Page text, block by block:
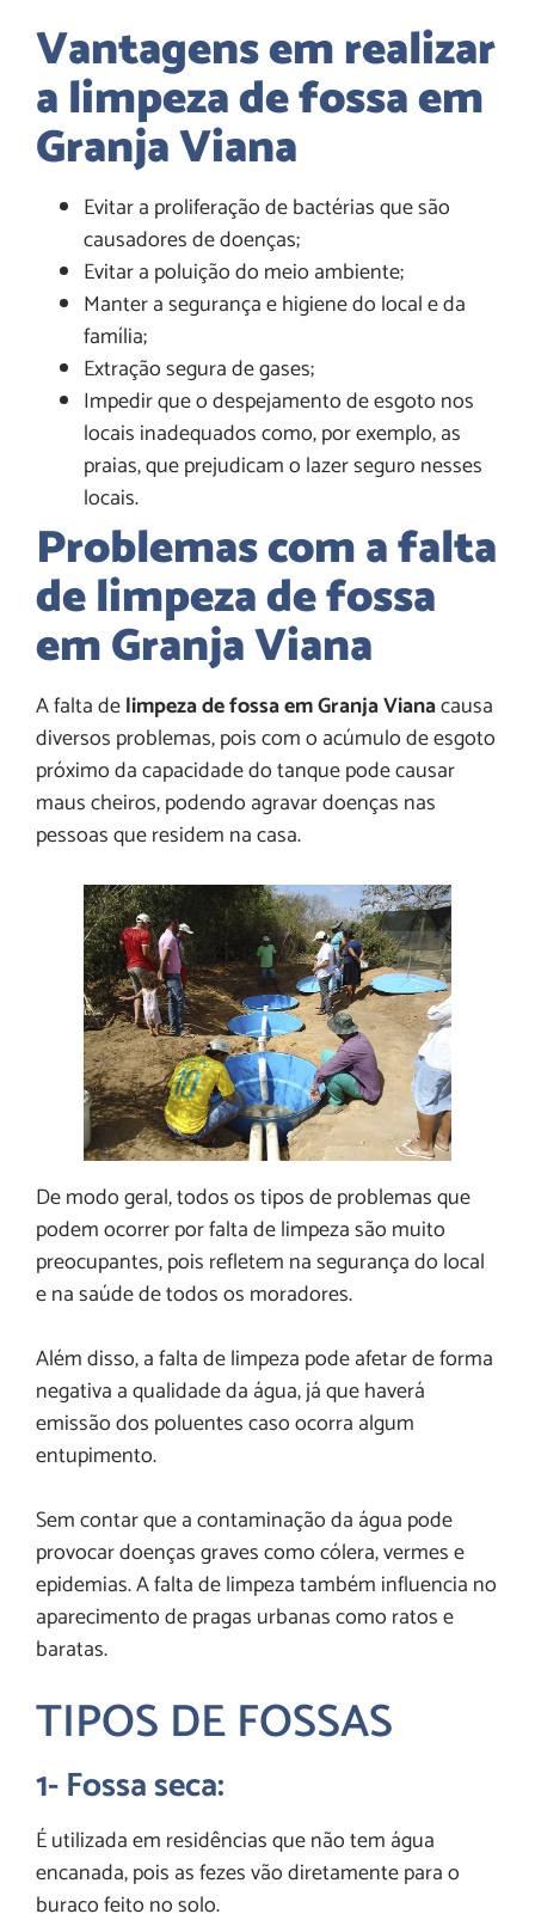
Vantagens em realizar
a limpeza de fossa em
Granja Viana
Evitar a proliferação de bactérias que são
causadores de doenças;
Evitar a poluição do meio ambiente;
Manter a segurança e higiene do local e da
família;
Extração segura de gases;
Impedir que o despejamento de esgoto nos
locais inadequados como, por exemplo, as
praias, que prejudicam o lazer seguro nesses
locais.
Problemas com a falta
de limpeza de fossa
em Granja Viana
A falta delimpeza de fossa em Granja Vianacausa
diversos problemas, pois com o acúmulo de esgoto
próximo da capacidade do tanque pode causar
maus cheiros, podendo agravar doenças nas
pessoas que residem na casa.
De modo geral, todos os tipos de problemas que
podem ocorrer por falta de limpeza são muito
preocupantes, pois refletem na segurança do local
e na saúde de todos os moradores.
Além disso, a falta de limpeza pode afetar de forma
negativa a qualidade da água, já que haverá
emissão dos poluentes caso ocorra algum
entupimento.
Sem contar que a contaminação da água pode
provocar doenças graves como cólera, vermes e
epidemias. A falta de limpeza também influencia no
aparecimento de pragas urbanas como ratos e
baratas.
TIPOS DE FOSSAS
1- Fossa seca:
É utilizada em residências que não tem água
encanada, pois as fezes vão diretamente para o
buraco feito no solo.